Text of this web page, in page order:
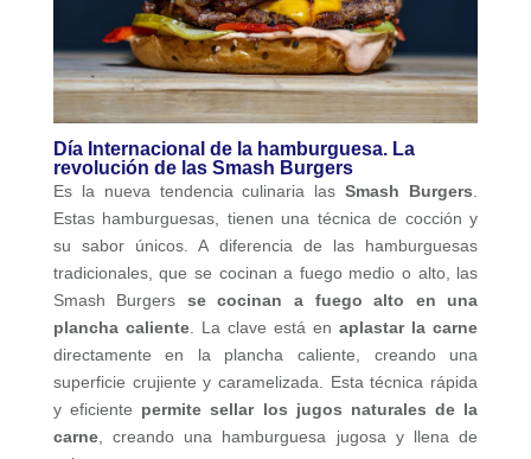
Día Internacional de la hamburguesa. La
revolución de las Smash Burgers
Es la nueva tendencia culinaria lasSmash Burgers.
Estas hamburguesas, tienen una técnica de cocción y
su sabor únicos. A diferencia de las hamburguesas
tradicionales, que se cocinan a fuego medio o alto, las
Smash Burgers se cocinan a fuego alto en una
plancha caliente. La clave está enaplastar la carne
directamente en la plancha caliente, creando una
superficie crujiente y caramelizada. Esta técnica rápida
y eficiente permite sellar los jugos naturales de la
carne, creando una hamburguesa jugosa y llena de